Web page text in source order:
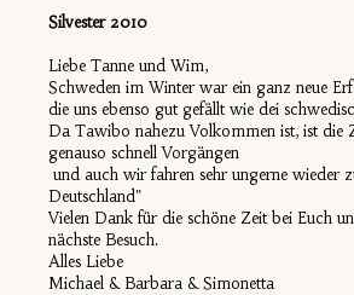
Silvester 2010
Liebe Tanne und Wim,
Schweden im Winter war ein ganz neue
die uns ebenso gut gefällt wie dei
Da Tawibo nahezu Volkommen ist, ist die
genauso schnell Vorgängen
und auch wir fahren sehr ungerne wieder
Deutschland"
Vielen Dank für die schöne Zeit bei Euch
nächste Besuch.
Alles Liebe
Michael & Barbara & Simonetta